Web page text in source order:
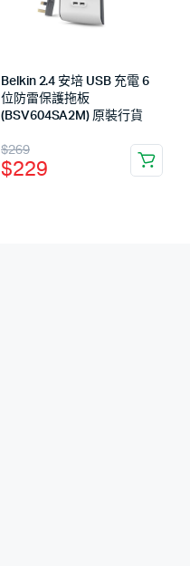
Belkin 2.4 安培 USB 充電 6
位防雷保護拖板
(BSV604SA2M) 原裝行貨
$269
$229